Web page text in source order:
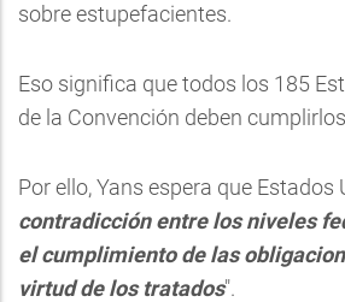
sobre estupefacientes.
Eso significa que todos los 185
de la Convención deben
Por ello, Yans espera que Estados
contradicción entre los niveles
el cumplimiento de las
virtud de los tratados".